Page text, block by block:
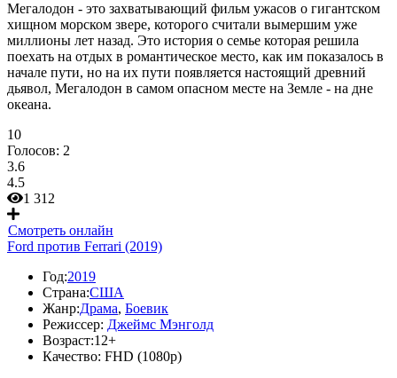
Мегалодон - это захватывающий фильм ужасов о гигантском
хищном морском звере, которого считали вымершим уже
миллионы лет назад. Это история о семье которая решила
поехать на отдых в романтическое место, как им показалось в
начале пути, но на их пути появляется настоящий древний
дьявол, Мегалодон в самом опасном месте на Земле - на дне
океана.
10
Голосов: 2
3.6
4.5
1 312
Смотреть онлайн
Ford против Ferrari (2019)
Год:2019
Страна:США
Жанр:Драма, Боевик
Режиссер: Джеймс Мэнголд
Возраст:12+
Качество: FHD (1080p)